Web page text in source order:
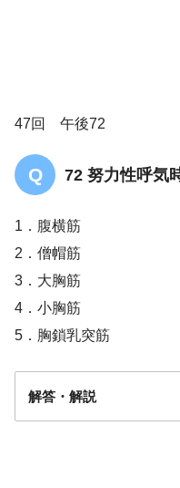
47回 午後72
72 努力性呼気
1．腹横筋
2．僧帽筋
3．大胸筋
4．小胸筋
5．胸鎖乳突筋
解答・解説